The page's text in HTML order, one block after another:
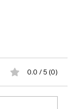
0.0 / 5 (0)